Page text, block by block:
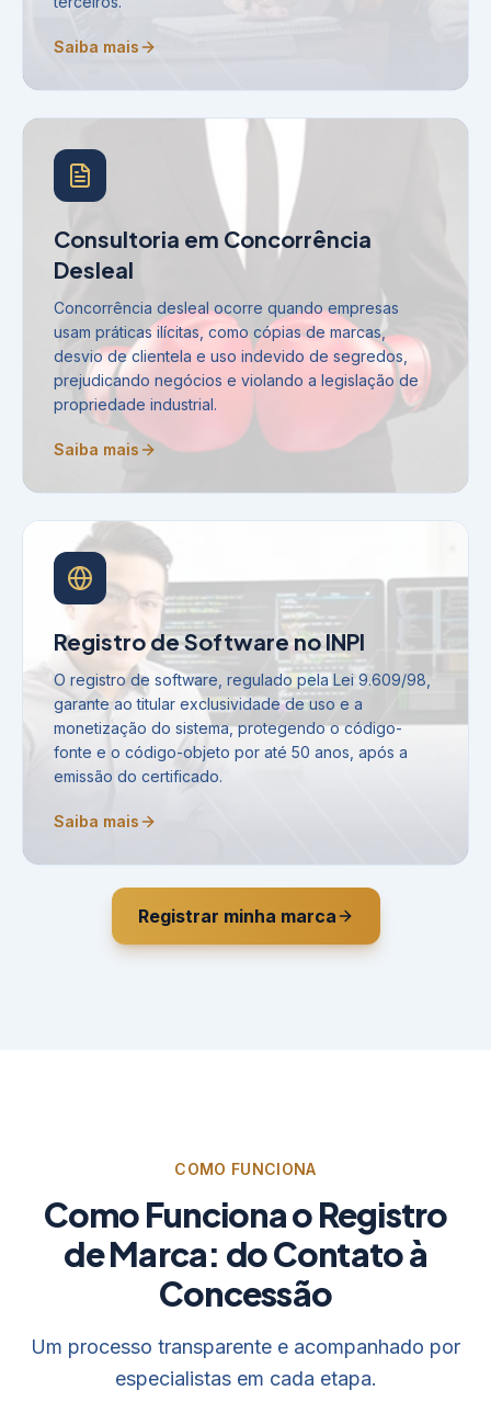
Saiba mais
Consultoria em Concorrência
Desleal
Concorrência desleal ocorre quando empresas
usam práticas ilícitas, como cópias de marcas,
desvio de clientela e uso indevido de segredos,
prejudicando negócios e violando a legislação de
propriedade industrial.
Saiba mais
Registro de Software no INPI
O registro de software, regulado pela Lei 9.609/98,
garante ao titular exclusividade de uso e a
monetização do sistema, protegendo o código-
fonte e o código-objeto por até 50 anos, após a
emissão do certificado.
Saiba mais
Registrar minha marca
COMO FUNCIONA
Como Funciona o Registro
de Marca: do Contato à
Concessão
Um processo transparente e acompanhado por
especialistas em cada etapa.